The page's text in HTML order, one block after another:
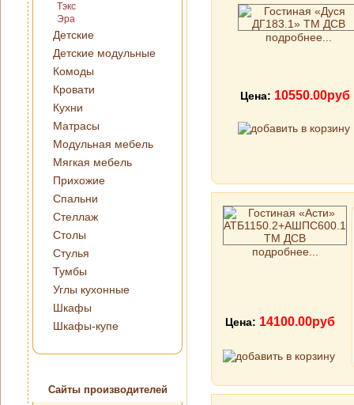
Тэкс
Эра
Детские
Детские модульные
Комоды
Кровати
Кухни
Матрасы
Модульная мебель
Мягкая мебель
Прихожие
Спальни
Стеллаж
Столы
Стулья
Тумбы
Углы кухонные
Шкафы
Шкафы-купе
Сайты производителей
подробнее...
Цена: 10550.00руб
подробнее...
Цена: 14100.00руб